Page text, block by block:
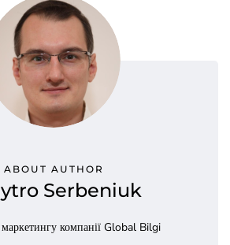
ABOUT AUTHOR
Serbeniuk
компанії Global Bilgi